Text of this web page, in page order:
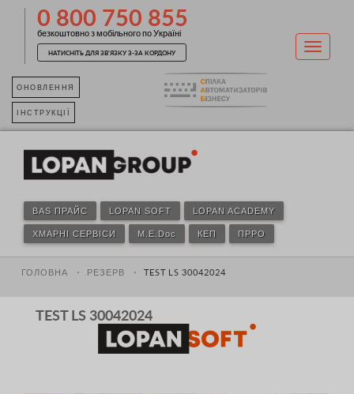
0 800 750 855
безкоштовно з мобільного по Україні
НАТИСНІТЬ ДЛЯ ЗВ'ЯЗКУ З-ЗА КОРДОНУ
ОНОВЛЕННЯ
ІНСТРУКЦІЇ
BAS ПРАЙС LOPAN SOFT LOPAN ACADEMY
ХМАРНІ СЕРВІСИ M.E.Doc КЕП ПРРО
ГОЛОВНА РЕЗЕРВ TEST LS 30042024
TEST LS 30042024